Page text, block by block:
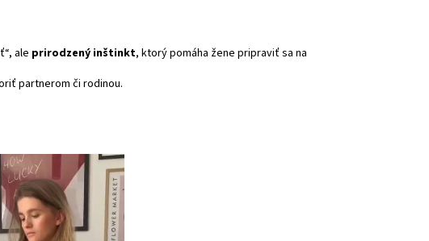
ale prirodzený inštinkt, ktorý pomáha žene pripraviť sa na
partnerom či rodinou.